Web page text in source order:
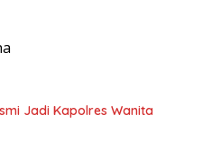
Jadi Kapolres Wanita